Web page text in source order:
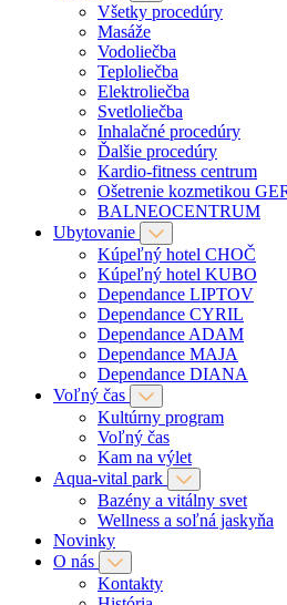
Všetky procedúry
Masáže
Vodoliečba
Teploliečba
Elektroliečba
Svetloliečba
Inhalačné procedúry
Ďalšie procedúry
Kardio-fitness centrum
Ošetrenie kozmetikou
BALNEOCENTRUM
Ubytovanie
Kúpeľný hotel CHOČ
Kúpeľný hotel KUBO
Dependance LIPTOV
Dependance CYRIL
Dependance ADAM
Dependance MAJA
Dependance DIANA
Voľný čas
Kultúrny program
Voľný čas
Kam na výlet
Aqua-vital park
Bazény a vitálny svet
Wellness a soľná jaskyňa
Novinky
O nás
Kontakty